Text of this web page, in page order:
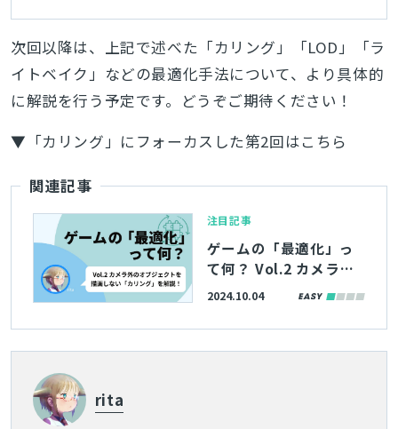
次回以降は、上記で述べた「カリング」「LOD」「ラ
イトベイク」などの最適化手法について、より具体的
に解説を行う予定です。どうぞご期待ください！
▼「カリング」にフォーカスした第2回はこちら
関連記事
注目記事
ゲームの「最適化」っ
て何？ Vol.2 カメラ外
のオブジェクトを描画
仕組みや軽くなる理由
を解説！
2024.10.04
rita